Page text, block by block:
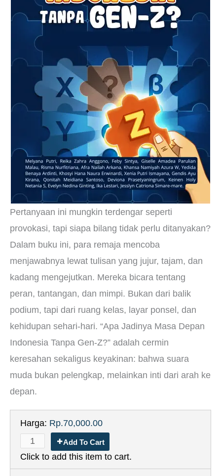
Pertanyaan ini mungkin terdengar seperti
provokasi, tapi siapa bilang tidak perlu ditanyakan?
Dalam buku ini, para remaja mencoba
menjawabnya lewat tulisan yang jujur, tajam, dan
kadang mengejutkan. Mereka bicara tentang
peran, tantangan, dan mimpi. Bukan dari balik
podium, tapi dari ruang kelas, layar ponsel, dan
kehidupan sehari-hari. “Apa Jadinya Masa Depan
Indonesia Tanpa Gen-Z?” adalah cermin
keresahan sekaligus keyakinan: bahwa suara
muda bukan pelengkap, melainkan inti dari arah ke
depan.
Harga: Rp.70,000.00
Add To Cart
Click to add this item to cart.